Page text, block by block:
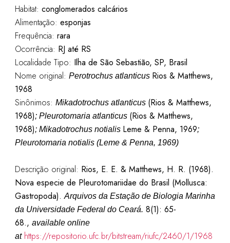
Habitat: conglomerados calcários
Alimentação: esponjas
Frequência: rara
Ocorrência: RJ até RS
Localidade Tipo: Ilha de São Sebastião, SP, Brasil
Nome original: Perotrochus atlanticus Rios & Matthews,
1968
Sinônimos: Mikadotrochus atlanticus (Rios & Matthews,
1968); Pleurotomaria atlanticus (Rios & Matthews,
1968); Mikadotrochus notialis Leme & Penna, 1969;
Pleurotomaria notialis (Leme & Penna, 1969)
Descrição original: Rios, E. E. & Matthews, H. R. (1968).
Nova especie de Pleurotomariidae do Brasil (Mollusca:
Gastropoda).Arquivos da Estação de Biologia Marinha
da Universidade Federal do Ceará. 8(1): 65-
68., available online
at https://repositorio.ufc.br/bitstream/riufc/2460/1/1968